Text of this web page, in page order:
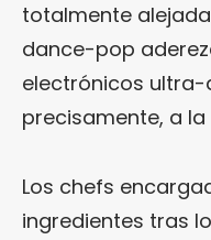
totalmente
dance-pop
electrónicos
precisamente, a
Los chefs
ingredientes tras